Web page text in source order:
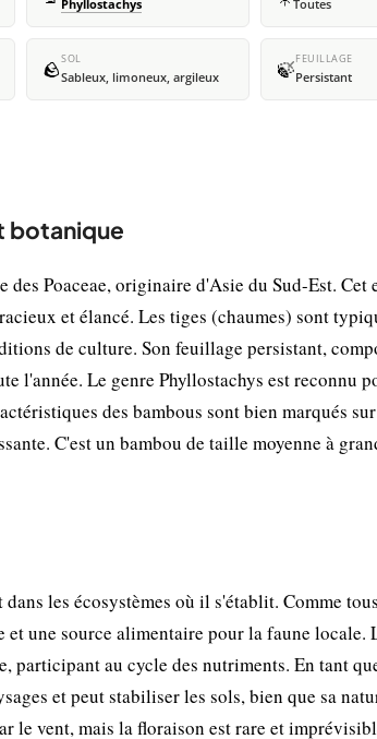
Phyllostachys Toutes
🪨SOL
Sableux, limoneux, argileux 🍃FEUILLAGE
Persistant
botanique
Poaceae, originaire d'Asie du Sud-Est. Cet
et élancé. Les tiges (chaumes) sont
de culture. Son feuillage persistant,
l'année. Le genre Phyllostachys est reconnu
des bambous sont bien marqués
C'est un bambou de taille moyenne à
les écosystèmes où il s'établit. Comme
une source alimentaire pour la faune locale.
au cycle des nutriments. En tant
et peut stabiliser les sols, bien que sa
le vent, mais la floraison est rare et